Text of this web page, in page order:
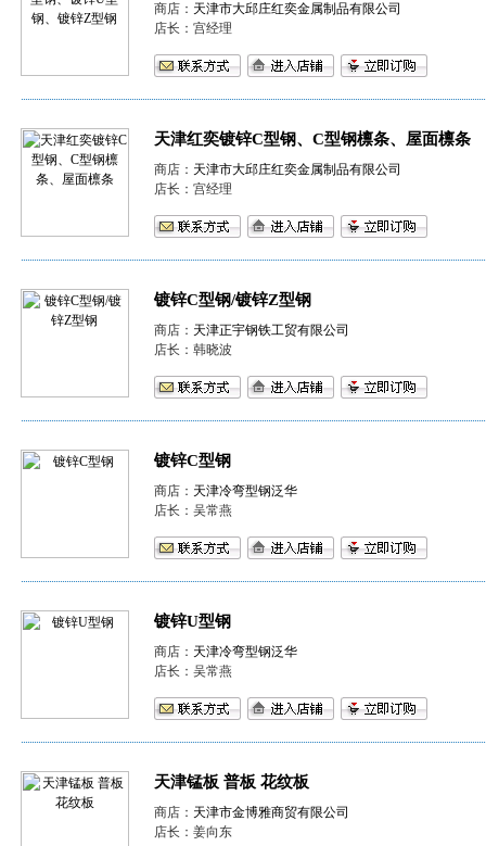
商店： 天津市大邱庄红奕金属制品有限公司
店长：宫经理
天津红奕镀锌C型钢、C型钢檩条、屋面檩条
商店： 天津市大邱庄红奕金属制品有限公司
店长：宫经理
镀锌C型钢/镀锌Z型钢
商店： 天津正宇钢铁工贸有限公司
店长：韩晓波
镀锌C型钢
商店： 天津冷弯型钢泛华
店长：吴常燕
镀锌U型钢
商店： 天津冷弯型钢泛华
店长：吴常燕
天津锰板 普板 花纹板
商店： 天津市金博雅商贸有限公司
店长：姜向东